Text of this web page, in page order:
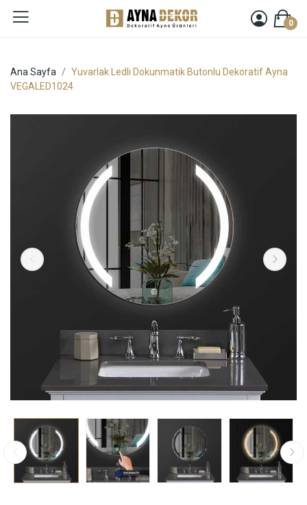
0
Ana Sayfa
Yuvarlak Ledli Dokunmatik Butonlu Dekoratif Ayna
VEGALED1024